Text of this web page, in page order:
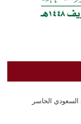
السعودي الخاسر